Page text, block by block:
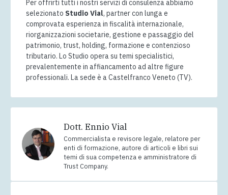
Per offrirti tutti i nostri servizi di consulenza abbiamo
selezionato Studio Vial, partner con lunga e
comprovata esperienza in fiscalità internazionale,
riorganizzazioni societarie, gestione e passaggio del
patrimonio, trust, holding, formazione e contenzioso
tributario. Lo Studio opera su temi specialistici,
prevalentemente in affiancamento ad altre figure
professionali. La sede è a Castelfranco Veneto (TV).
Dott. Ennio Vial
Commercialista e revisore legale, relatore per
enti di formazione, autore di articoli e libri sui
temi di sua competenza e amministratore di
Trust Company.